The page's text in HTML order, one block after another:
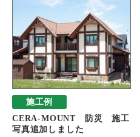
施工例
CERA-MOUNT 防災 施工
写真追加しました